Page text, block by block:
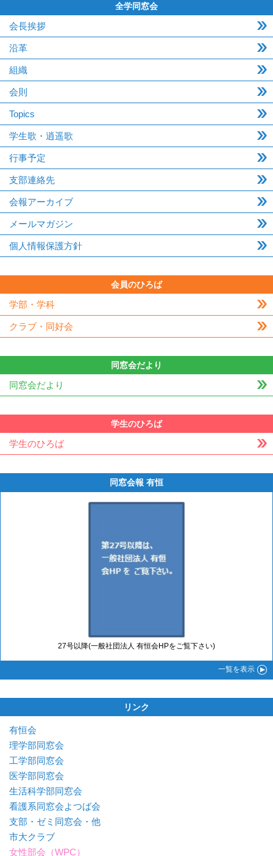
全学同窓会
会長挨拶
沿革
組織
会則
Topics
学生歌・逍遥歌
行事予定
支部連絡先
会報アーカイブ
メールマガジン
個人情報保護方針
会員のひろば
学部・学科
クラブ・同好会
同窓会だより
同窓会だより
学生のひろば
学生のひろば
同窓会報 有恒
27号以降(一般社団法人 有恒会HPをご覧下さい)
一覧を表示
リンク
有恒会
理学部同窓会
工学部同窓会
医学部同窓会
生活科学部同窓会
看護系同窓会よつば会
支部・ゼミ同窓会・他
市大クラブ
女性部会（WPC）